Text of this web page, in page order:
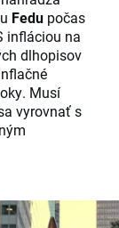
Fedu počas
infláciou na
dlhopisov
Musí
vyrovnať s